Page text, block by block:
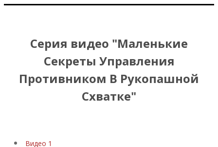
Серия видео "Маленькие
Секреты Управления
Противником В Рукопашной
Схватке"
Видео 1